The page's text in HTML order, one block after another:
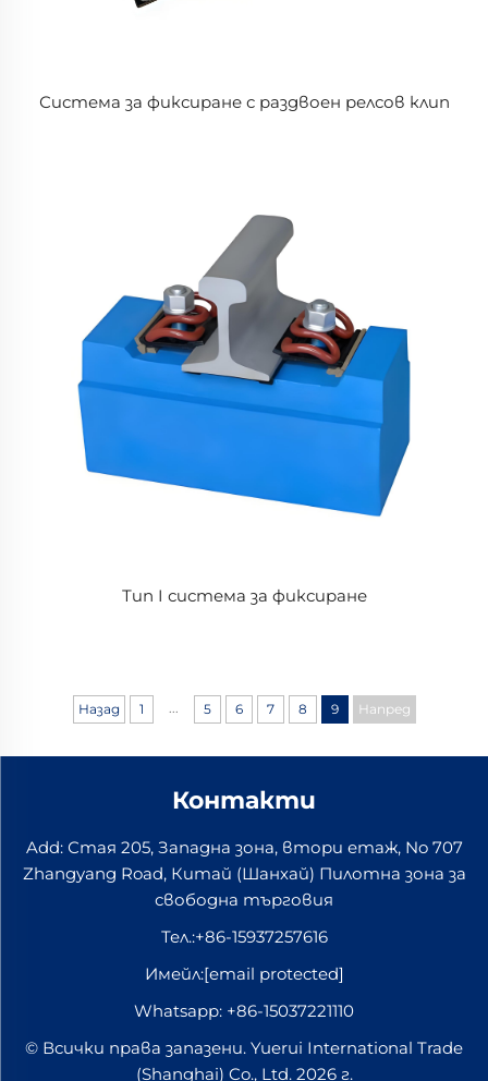
Система за фиксиране с раздвоен релсов клип
Тип I система за фиксиране
Назад 1 ... 5 6 7 8 9 Напред
Контакти
Add: Стая 205, Западна зона, втори етаж, No 707
Zhangyang Road, Китай (Шанхай) Пилотна зона за
свободна търговия
Тел.:+86-15937257616
Имейл:[email protected]
Whatsapp: +86-15037221110
© Всички права запазени. Yuerui International Trade
(Shanghai) Co., Ltd. 2026 г.